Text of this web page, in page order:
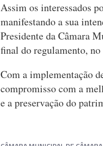
Assim os interessados
manifestando a sua
Presidente da Câmara
final do regulamento, no
Com a implementação
compromisso com a
e a preservação do